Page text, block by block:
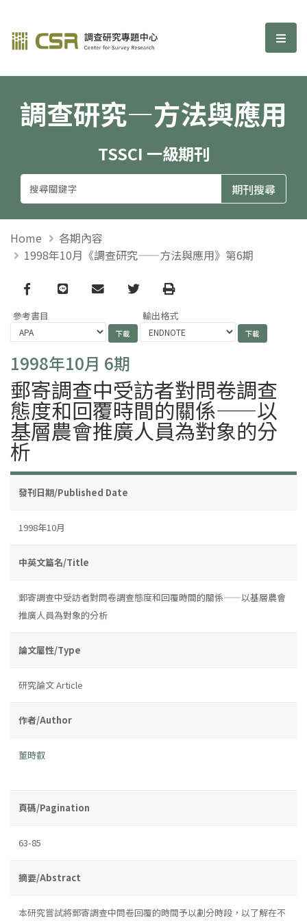
調查研究—方法與應用期刊 選
調查研究—方法與應用
TSSCI 一級期刊
Home
各期內容
1998年10月《調查研究——方法與應用》第6期
Facebook
line email TwitterPrint
參考書目 輸出格式
1998年10月 6期
郵寄調查中受訪者對問卷調查
態度和回覆時間的關係——以
基層農會推廣人員為對象的分
析
發刊日期/Published Date
1998年10月
中英文篇名/Title
郵寄調查中受訪者對問卷調查態度和回覆時間的關係——以基層農會
推廣人員為對象的分析
論文屬性/Type
研究論文 Article
作者/Author
董時叡
頁碼/Pagination
63-85
摘要/Abstract
本研究嘗試將郵寄調查中問卷回覆的時間予以劃分時段，以了解在不